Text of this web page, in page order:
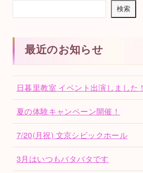
検索
最近のお知らせ
日暮里教室 イベント出演しました！
夏の体験キャンペーン開催！
7/20(月祝) 文京シビックホール
3月はいつもバタバタです